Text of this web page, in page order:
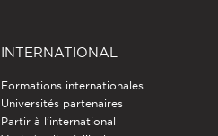
INTERNATIONAL
Formations internationales
Universités partenaires
Partir à l'international